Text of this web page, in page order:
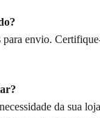
envio.
da sua